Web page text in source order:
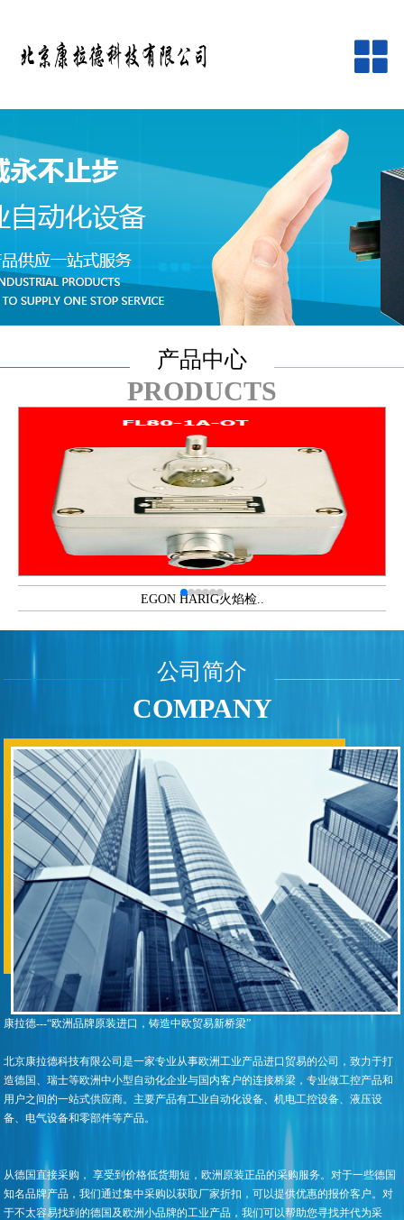
公司简介
品牌中心
新闻资讯
客户服务
在线留言
人才招聘
联系我们
产品中心
PRODUCTS
EGON HARIG火焰检..
公司简介
COMPANY
康拉德---“欧洲品牌原装进口，铸造中欧贸易新桥梁”
北京康拉德科技有限公司是一家专业从事欧洲工业产品进口贸易的公司，致力于打
造德国、瑞士等欧洲中小型自动化企业与国内客户的连接桥梁，专业做工控产品和
用户之间的一站式供应商。主要产品有工业自动化设备、机电工控设备、液压设
备、电气设备和零部件等产品。
从德国直接采购， 享受到价格低货期短，欧洲原装正品的采购服务。对于一些德国
知名品牌产品，我们通过集中采购以获取厂家折扣，可以提供优惠的报价客户。对
于不太容易找到的德国及欧洲小品牌的工业产品，我们可以帮助您寻找并代为采